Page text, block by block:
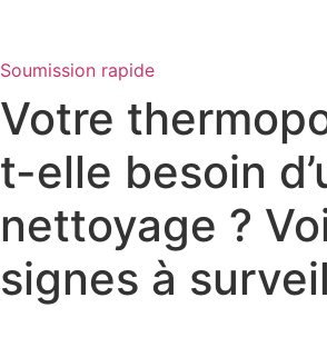
Soumission rapide
Votre
t-elle besoin
nettoyage ?
signes à